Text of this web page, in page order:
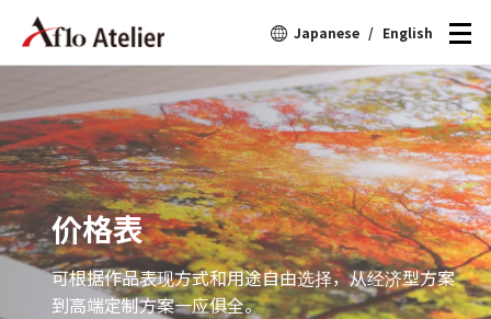
Japanese / English
价格表
可根据作品表现方式和用途自由选择，从经济型方案
到高端定制方案一应俱全。